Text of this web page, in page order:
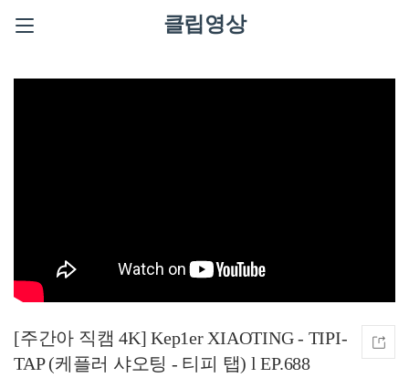
클립영상
[주간아 직캠 4K] Kep1er XIAOTING - TIPI-
TAP (케플러 샤오팅 - 티피 탭) l EP.688